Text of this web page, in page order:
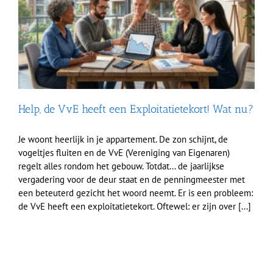
Help, de VvE heeft een Exploitatietekort! Wat nu?
Je woont heerlijk in je appartement. De zon schijnt, de
vogeltjes fluiten en de VvE (Vereniging van Eigenaren)
regelt alles rondom het gebouw. Totdat... de jaarlijkse
vergadering voor de deur staat en de penningmeester met
een beteuterd gezicht het woord neemt. Er is een probleem:
de VvE heeft een exploitatietekort. Oftewel: er zijn over [...]